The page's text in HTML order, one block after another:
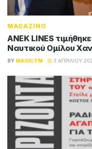
MAGAZINO
ANEK LINES
Ναυτικού Ομίλου
BY MAGIC FM 3 ΑΠΡΙΛΊΟΥ